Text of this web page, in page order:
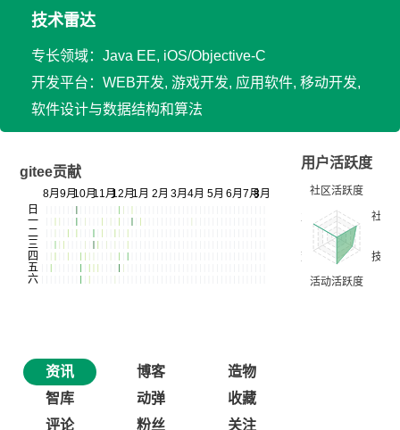
技术雷达
专长领域：Java EE, iOS/Objective-C
开发平台：WEB开发, 游戏开发, 应用软件, 移动开发,
软件设计与数据结构和算法
gitee贡献
用户活跃度
资讯 博客
造物
智库
动弹
收藏
评论
粉丝 关注